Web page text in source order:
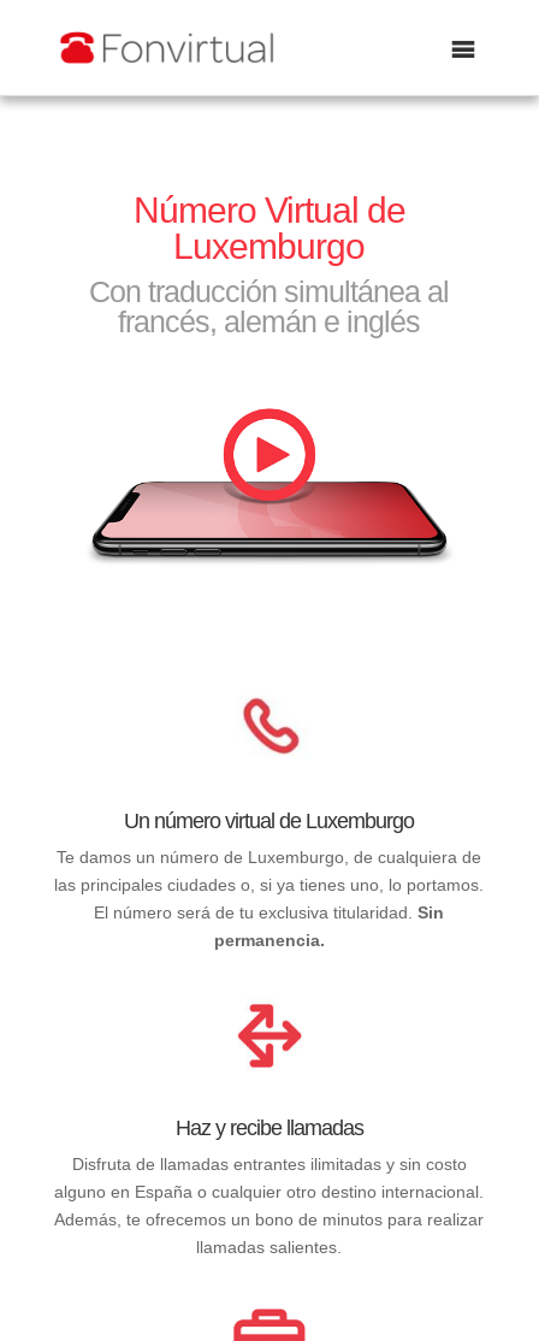
Abrir
Número Virtual de
Luxemburgo
Con traducción simultánea al
francés, alemán e inglés
Un número virtual de Luxemburgo
Te damos un número de Luxemburgo, de cualquiera de
las principales ciudades o, si ya tienes uno, lo portamos.
El número será de tu exclusiva titularidad.Sin
permanencia.
Haz y recibe llamadas
Disfruta de llamadas entrantes ilimitadas y sin costo
alguno en España o cualquier otro destino internacional.
Además, te ofrecemos un bono de minutos para realizar
llamadas salientes.